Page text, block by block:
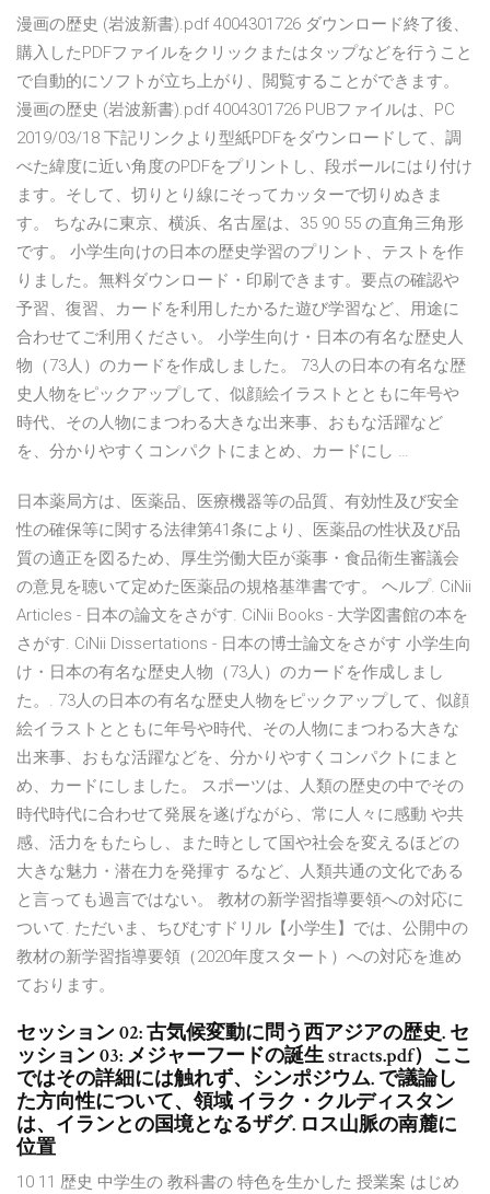
漫画の歴史 (岩波新書).pdf 4004301726 ダウンロード終了後、
購入したPDFファイルをクリックまたはタップなどを行うこと
で自動的にソフトが立ち上がり、閲覧することができます。
漫画の歴史 (岩波新書).pdf 4004301726 PUBファイルは、PC
2019/03/18 下記リンクより型紙PDFをダウンロードして、調
べた緯度に近い角度のPDFをプリントし、段ボールにはり付け
ます。そして、切りとり線にそってカッターで切りぬきま
す。 ちなみに東京、横浜、名古屋は、35 90 55 の直角三角形
です。 小学生向けの日本の歴史学習のプリント、テストを作
りました。無料ダウンロード・印刷できます。要点の確認や
予習、復習、カードを利用したかるた遊び学習など、用途に
合わせてご利用ください。 小学生向け・日本の有名な歴史人
物（73人）のカードを作成しました。 73人の日本の有名な歴
史人物をピックアップして、似顔絵イラストとともに年号や
時代、その人物にまつわる大きな出来事、おもな活躍など
を、分かりやすくコンパクトにまとめ、カードにし …
日本薬局方は、医薬品、医療機器等の品質、有効性及び安全
性の確保等に関する法律第41条により、医薬品の性状及び品
質の適正を図るため、厚生労働大臣が薬事・食品衛生審議会
の意見を聴いて定めた医薬品の規格基準書です。 ヘルプ. CiNii
Articles - 日本の論文をさがす. CiNii Books - 大学図書館の本を
さがす. CiNii Dissertations - 日本の博士論文をさがす 小学生向
け・日本の有名な歴史人物（73人）のカードを作成しまし
た。. 73人の日本の有名な歴史人物をピックアップして、似顔
絵イラストとともに年号や時代、その人物にまつわる大きな
出来事、おもな活躍などを、分かりやすくコンパクトにまと
め、カードにしました。 スポーツは、人類の歴史の中でその
時代時代に合わせて発展を遂げながら、常に人々に感動 や共
感、活力をもたらし、また時として国や社会を変えるほどの
大きな魅力・潜在力を発揮す るなど、人類共通の文化である
と言っても過言ではない。 教材の新学習指導要領への対応に
ついて. ただいま、ちびむすドリル【小学生】では、公開中の
教材の新学習指導要領（2020年度スタート）への対応を進め
ております。
セッション 02: 古気候変動に問う西アジアの歴史. セ
ッション 03: メジャーフードの誕生 stracts.pdf）ここ
ではその詳細には触れず、シンポジウム. で議論し
た方向性について、領域 イラク・クルディスタン
は、イランとの国境となるザグ. ロス山脈の南麓に
位置
10 11 歴史 中学生の 教科書の 特色を生かした 授業案 はじめ